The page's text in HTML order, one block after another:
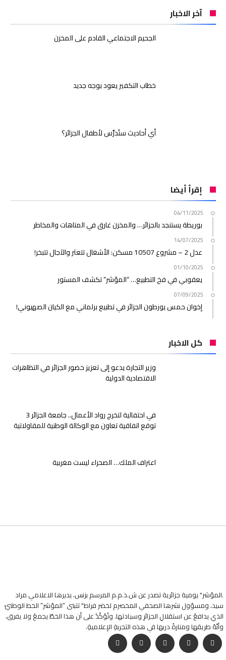
آخر الاخبار
الجحيم الاجتماعي القادم على المخزن
خطاب التكفير يعود بوجه جديد
أي أحاديث ستُدرَّس لأطفال الجزائر؟
إقرأ أيضا
04/11/2025
بوريطة يستنجد بالجزائر… والمخزن غارق في المتاهات والمخاطر
14/07/2025
عدل 2 – مشروع 10507 مسكن: الأشغال تتعثر والآجال تتبخر!
01/10/2025
يعقوبي في فخ التطبيع… “المؤشر” تكشف المستور
07/09/2025
إخوان حمس يورطون الجزائر في تطبيع برلماني مع الكيان الصهيوني!
كل الاخبار
وزير التجارة يدعو إلى تعزيز حضور الجزائر في التظاهرات
الاقتصادية الدولية
في احتفالية لتخرج رواد الأعمال.. جامعة الجزائر 3
توقع اتفاقية تعاون مع الوكالة الوطنية للمقاولاتية
اعتراف الملك… الصحراء ليست مغربية
.المؤشر" يومية جزائرية تصدر عن ش.ذ.م.م المرسم بزنس، يديرها الاعلامي مراد
سيد، ومسؤول نشرها الصحفي المخصرم لخضر فراط" تتبنى “المؤشر” الخط الوطنيّ
الذي يدافعُ عن استقلالِ الجزائرِ وسيادتها. وتُؤكّدُ على أن هذا الخطّ يجمعُ ولا يفرق،
وأنّهُ طريقها ومنارةُ دربها في هذه التجربةِ الإعلاميةِ.